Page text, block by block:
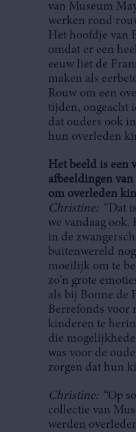
van Museum
werken rond
Het hoofdje van
omdat er een
eeuw liet de
maken als
Rouw om een
tijden, ongeacht
dat ouders ook
hun overleden
Het beeld is een
afbeeldingen
om overleden
Christine: “Dat
we vandaag ook.
in de
buitenwereld
moeilijk om te
zo'n grote
als bij Bonne de
Berrefonds voor
kinderen te
die
was voor de
zorgen dat hun
Christine: “Op
collectie van
werden